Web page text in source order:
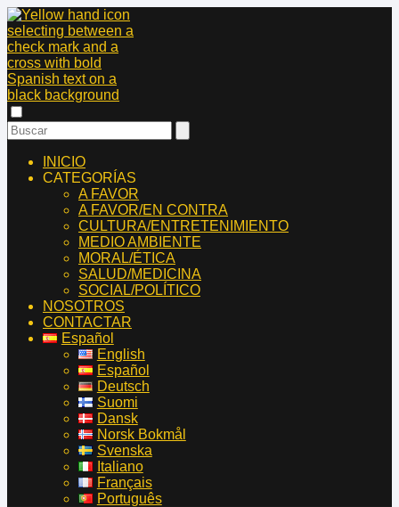
INICIO
CATEGORÍAS
A FAVOR
A FAVOR/EN CONTRA
CULTURA/ENTRETENIMIENTO
MEDIO AMBIENTE
MORAL/ÉTICA
SALUD/MEDICINA
SOCIAL/POLÍTICO
NOSOTROS
CONTACTAR
Español
English
Español
Deutsch
Suomi
Dansk
Norsk Bokmål
Svenska
Italiano
Français
Português